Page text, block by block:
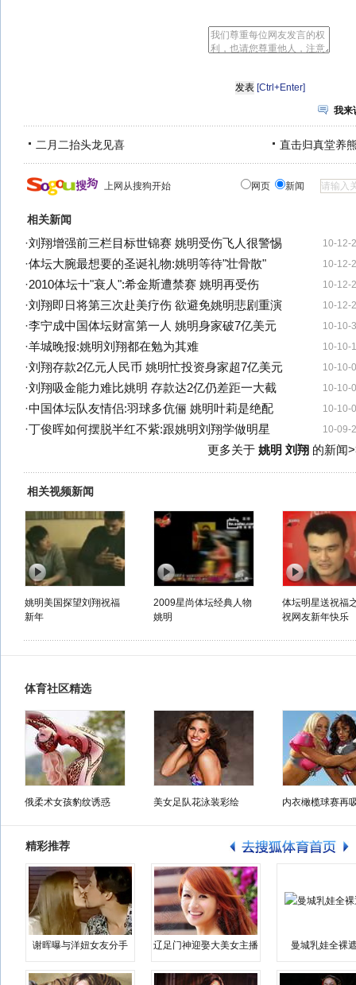
[Ctrl+Enter]
我来
二月二抬头龙见喜 直击归真堂养
上网从搜狗开始 网页 新闻
相关新闻
10-12-
·刘翔增强前三栏目标世锦赛 姚明受伤飞人很警惕
10-12-
·体坛大腕最想要的圣诞礼物:姚明等待"壮骨散"
10-12-
·2010体坛十"衰人":希金斯遭禁赛 姚明再受伤
10-12-
·刘翔即日将第三次赴美疗伤 欲避免姚明悲剧重演
10-10-
·李宁成中国体坛财富第一人 姚明身家破7亿美元
10-10-
·羊城晚报:姚明刘翔都在勉为其难
10-10-
·刘翔存款2亿元人民币 姚明忙投资身家超7亿美元
10-10-
·刘翔吸金能力难比姚明 存款达2亿仍差距一大截
10-10-
·中国体坛队友情侣:羽球多伉俪 姚明叶莉是绝配
10-09-
·丁俊晖如何摆脱半红不紫:跟姚明刘翔学做明星
更多关于 姚明 刘翔 的新闻
相关视频新闻
姚明美国探望刘翔祝福
新年
2009星尚体坛经典人物
姚明
体坛明星送祝福
祝网友新年快乐
体育社区精选
俄柔术女孩豹纹诱惑 美女足队花泳装彩绘 内衣橄榄球赛再
精彩推荐
谢晖曝与洋妞女友分手 辽足门神迎娶大美女主播 曼城乳娃全裸